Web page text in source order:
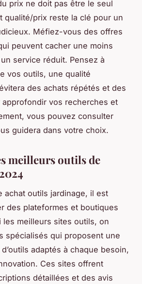
prix ne doit pas être le seul
qualité/prix reste la clé pour un
Méfiez-vous des offres
peuvent cacher une moins
service réduit. Pensez à
vos outils, une qualité
des achats répétés et des
vos recherches et
vous pouvez consulter
guidera dans votre choix.
meilleurs outils de
achat outils jardinage, il est
des plateformes et boutiques
les meilleurs sites outils, on
spécialisés qui proposent une
adaptés à chaque besoin,
Ces sites offrent
détaillées et des avis